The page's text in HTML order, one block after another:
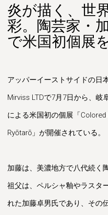
炎が描く、世
彩。陶芸家・
で米国初個展
アッパーイーストサイドの日
Mirviss LTDで7月7日から、
による米国初の個展「
Ryōtarō」が開催されている。
加藤は、美濃地方で八代続く
祖父は、ペルシャ釉やラスタ
れた加藤卓男氏であり、その